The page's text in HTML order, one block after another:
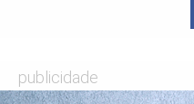
publicidade